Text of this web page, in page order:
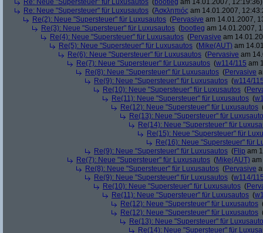
Re: Neue "Supersteuer" für Luxusautos (bootleg am 14.01.2007, 12:19:36)
Re: Neue "Supersteuer" für Luxusautos (Ἀσκληπιός am 14.01.2007,
Re(2): Neue "Supersteuer" für Luxusautos (Pervasive am 14.01.2007,
Re(3): Neue "Supersteuer" für Luxusautos (bootleg am 14.01.2007,
Re(4): Neue "Supersteuer" für Luxusautos (Pervasive am
Re(5): Neue "Supersteuer" für Luxusautos (Mike(AUT) am
Re(6): Neue "Supersteuer" für Luxusautos (Pervasive am
Re(7): Neue "Supersteuer" für Luxusautos (w114/115 am
Re(8): Neue "Supersteuer" für Luxusautos (Pervasive
Re(9): Neue "Supersteuer" für Luxusautos (w114/
Re(10): Neue "Supersteuer" für Luxusautos (
Re(11): Neue "Supersteuer" für Luxusautos (
Re(12): Neue "Supersteuer" für Luxusautos
Re(13): Neue "Supersteuer" für
Re(14): Neue "Supersteuer" für
Re(15): Neue "Supersteuer" für
Re(16): Neue "Supersteuer" für
Re(9): Neue "Supersteuer" für Luxusautos (Flip am
Re(7): Neue "Supersteuer" für Luxusautos (Mike(AUT)
Re(8): Neue "Supersteuer" für Luxusautos (Pervasive
Re(9): Neue "Supersteuer" für Luxusautos (w114/
Re(10): Neue "Supersteuer" für Luxusautos (
Re(11): Neue "Supersteuer" für Luxusautos (
Re(12): Neue "Supersteuer" für Luxusautos
Re(12): Neue "Supersteuer" für Luxusautos
Re(13): Neue "Supersteuer" für
Re(14): Neue "Supersteuer" für